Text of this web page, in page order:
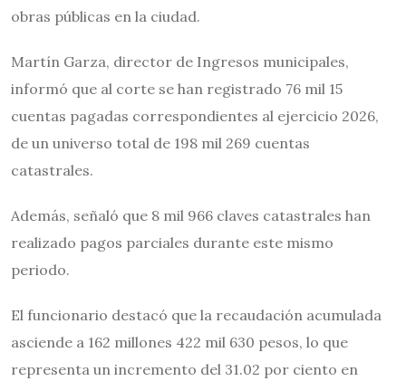
obras públicas en la ciudad.
Martín Garza, director de Ingresos municipales,
informó que al corte se han registrado 76 mil 15
cuentas pagadas correspondientes al ejercicio 2026,
de un universo total de 198 mil 269 cuentas
catastrales.
Además, señaló que 8 mil 966 claves catastrales han
realizado pagos parciales durante este mismo
periodo.
El funcionario destacó que la recaudación acumulada
asciende a 162 millones 422 mil 630 pesos, lo que
representa un incremento del 31.02 por ciento en